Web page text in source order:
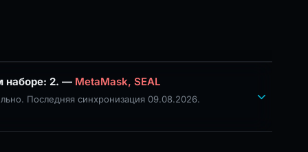
PhishDestroy указывает этот домен; совпадения общедоступного черного списка в отслеживаемом наборе: 2. — MetaMask, SEAL
Последняя синхронизация 09.08.2026.